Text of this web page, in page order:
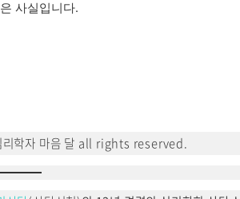
사실입니다.
학자 마음 달 all rights reserved.